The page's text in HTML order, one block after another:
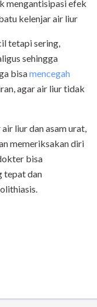
mengantisipasi efek
kelenjar air liur
tetapi sering,
sehingga
bisamencegah
agar air liur tidak
liur dan asam urat,
memeriksakan diri
bisa
tepat dan